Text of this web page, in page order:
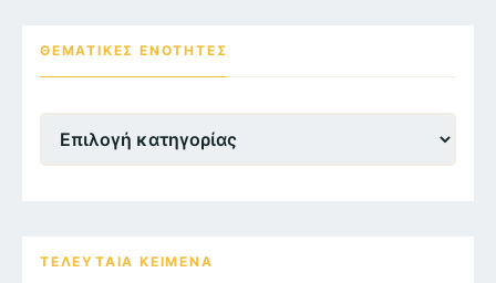
ΘΕΜΑΤΙΚΕΣ ΕΝΌΤΗΤΕΣ
Ενότητες
ΤΕΛΕΥΤΑΙΑ ΚΕΙΜΕΝΑ